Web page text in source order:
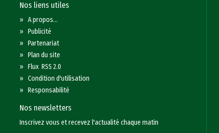
Nos liens utiles
»A propos...
»Publicité
»Partenariat
»Plan du site
»Flux RSS 2.0
»Condition d'utilisation
»Responsabilité
Nos newsletters
Inscrivez vous et recevez l'actualité chaque matin